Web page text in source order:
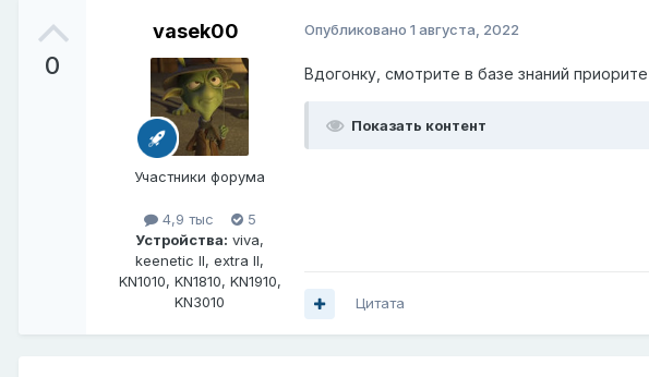
0
vasek00
Участники форума
4,9 тыс
5
Устройства: viva,
keenetic II, extra II,
KN1010, KN1810, KN1910,
KN3010
Опубликовано 1 августа, 2022
Вдогонку, смотрите в базе знаний
Показать контент
Цитата